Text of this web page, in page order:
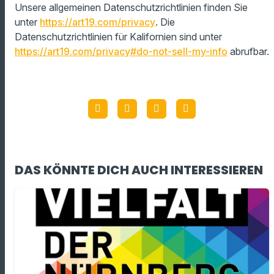
Unsere allgemeinen Datenschutzrichtlinien finden Sie
unter https://art19.com/privacy. Die
Datenschutzrichtlinien für Kalifornien sind unter
https://art19.com/privacy#do-not-sell-my-info abrufbar.
DAS KÖNNTE DICH AUCH INTERESSIEREN